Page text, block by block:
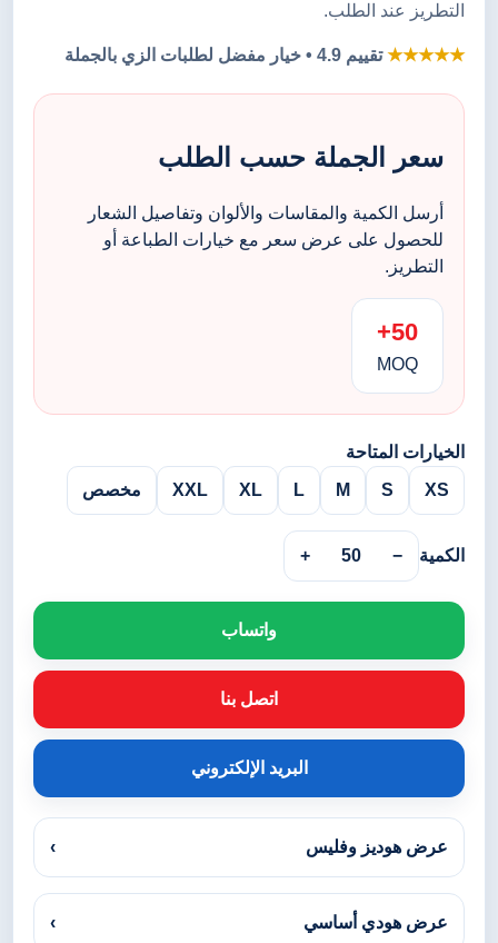
التطريز عند الطلب.
★★★★★تقييم 4.9 • خيار مفضل لطلبات الزي بالجملة
سعر الجملة حسب الطلب
أرسل الكمية والمقاسات والألوان وتفاصيل الشعار
للحصول على عرض سعر مع خيارات الطباعة أو
التطريز.
50+
MOQ
الخيارات المتاحة
XS
S
M
L
XL
XXL مخصص
الكمية −
50
+
واتساب
اتصل بنا
البريد الإلكتروني
عرض هوديز وفليس ›
عرض هودي أساسي ›